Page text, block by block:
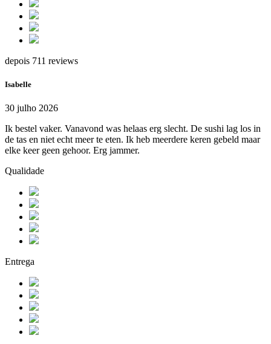
depois 711 reviews
Isabelle
30 julho 2026
Ik bestel vaker. Vanavond was helaas erg slecht. De sushi lag los in
de tas en niet echt meer te eten. Ik heb meerdere keren gebeld maar
elke keer geen gehoor. Erg jammer.
Qualidade
Entrega